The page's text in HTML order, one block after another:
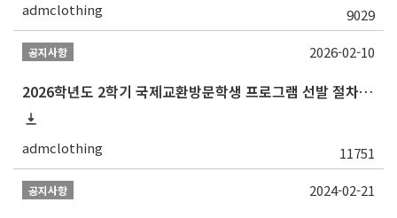
admclothing 9029
공지사항
2026학년도 2학기 국제교환방문학생 프로그램 선발 절차 안내
admclothing 11751
2026-02-10
공지사항 2024-02-21